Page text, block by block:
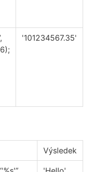
'101234567.35'
Výsledek